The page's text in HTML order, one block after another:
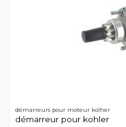
démarreurs pour moteur kolher
démarreur pour kohler